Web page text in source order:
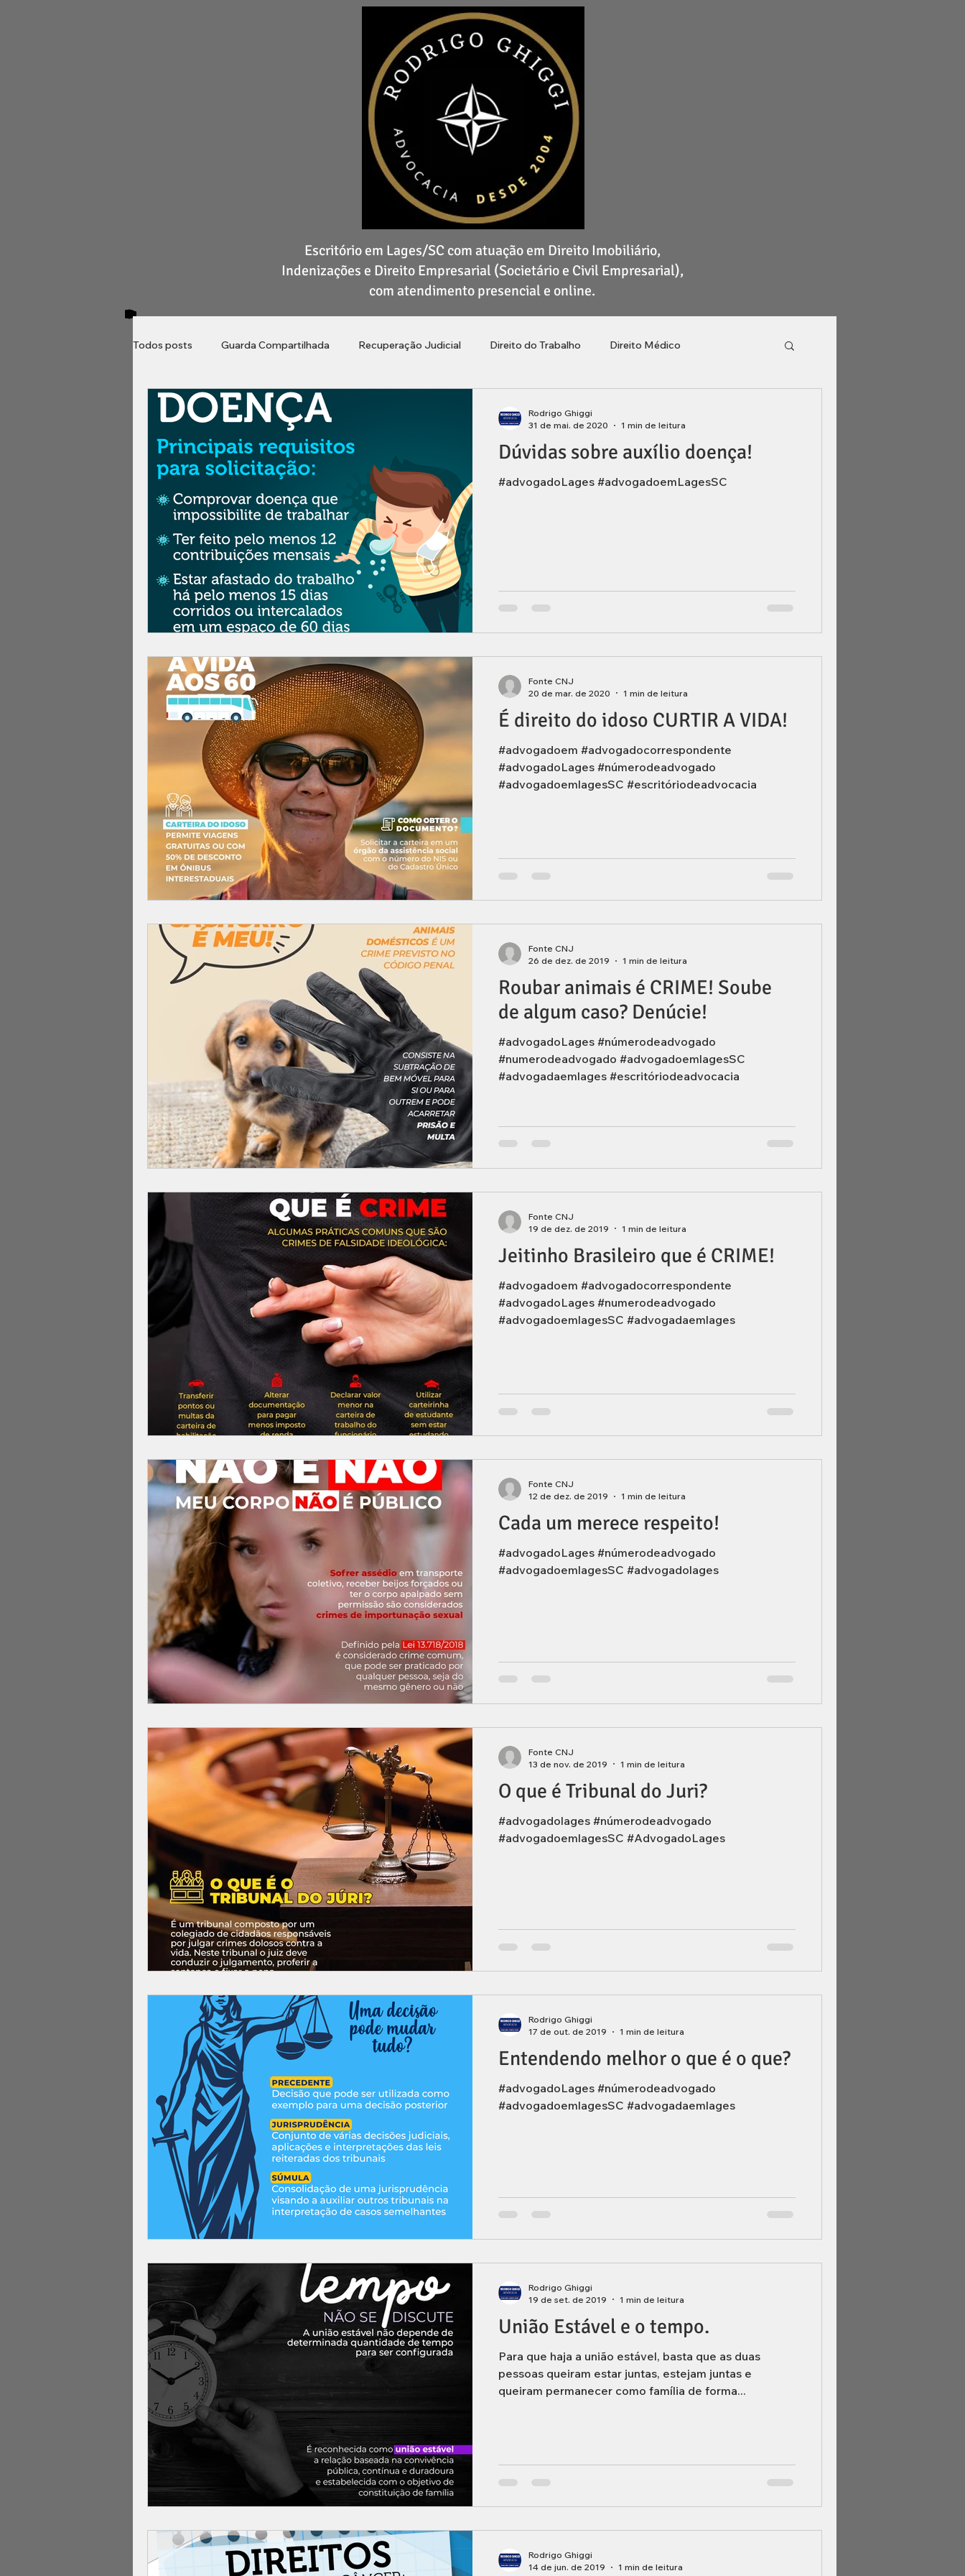
Escritório em Lages/SC com atuação em Direito Imobiliário,
Indenizações e Direito Empresarial (Societário e Civil Empresarial),
com atendimento presencial e online.
Todos posts Guarda Compartilhada Recuperação Judicial Direito do Trabalho Direito Médico
Direito do Consumidor Locações
inventário Dúvidas sobre auxílio doença!
#advogadoLages #advogadoemLagesSC
Rodrigo Ghiggi
31 de mai. de 2020
1 min de leitura
É direito do idoso CURTIR A VIDA!
#advogadoem #advogadocorrespondente
#advogadoLages #númerodeadvogado
#advogadoemlagesSC #escritóriodeadvocacia
Fonte CNJ
20 de mar. de 2020
1 min de leitura
Roubar animais é CRIME! Soube
de algum caso? Denúcie!
#advogadoLages #númerodeadvogado
#numerodeadvogado #advogadoemlagesSC
#advogadaemlages #escritóriodeadvocacia
Fonte CNJ
26 de dez. de 2019
1 min de leitura
Jeitinho Brasileiro que é CRIME!
#advogadoem #advogadocorrespondente
#advogadoLages #numerodeadvogado
#advogadoemlagesSC #advogadaemlages
Fonte CNJ
19 de dez. de 2019
1 min de leitura
Cada um merece respeito!
#advogadoLages #númerodeadvogado
#advogadoemlagesSC #advogadolages
Fonte CNJ
12 de dez. de 2019
1 min de leitura
O que é Tribunal do Juri?
#advogadolages #númerodeadvogado
#advogadoemlagesSC #AdvogadoLages
Fonte CNJ
13 de nov. de 2019
1 min de leitura
Entendendo melhor o que é o que?
#advogadoLages #númerodeadvogado
#advogadoemlagesSC #advogadaemlages
Rodrigo Ghiggi
17 de out. de 2019
1 min de leitura
União Estável e o tempo.
Para que haja a união estável, basta que as duas
pessoas queiram estar juntas, estejam juntas e
queiram permanecer como família de forma...
Rodrigo Ghiggi
19 de set. de 2019
1 min de leitura
Rodrigo Ghiggi
14 de jun. de 2019
1 min de leitura